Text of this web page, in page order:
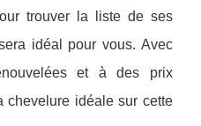
trouver la liste de ses
idéal pour vous. Avec
et à des prix
chevelure idéale sur cette